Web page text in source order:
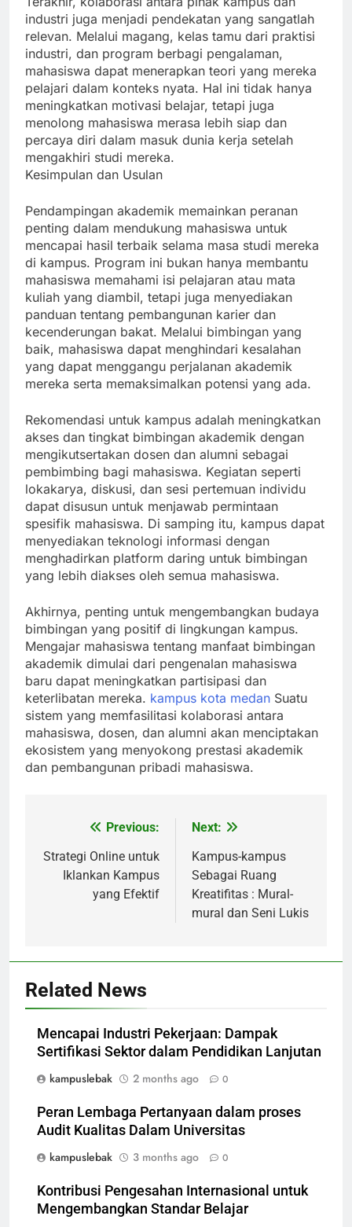
industri juga menjadi pendekatan yang sangatlah
relevan. Melalui magang, kelas tamu dari praktisi
industri, dan program berbagi pengalaman,
mahasiswa dapat menerapkan teori yang mereka
pelajari dalam konteks nyata. Hal ini tidak hanya
meningkatkan motivasi belajar, tetapi juga
menolong mahasiswa merasa lebih siap dan
percaya diri dalam masuk dunia kerja setelah
mengakhiri studi mereka.
Kesimpulan dan Usulan
Pendampingan akademik memainkan peranan
penting dalam mendukung mahasiswa untuk
mencapai hasil terbaik selama masa studi mereka
di kampus. Program ini bukan hanya membantu
mahasiswa memahami isi pelajaran atau mata
kuliah yang diambil, tetapi juga menyediakan
panduan tentang pembangunan karier dan
kecenderungan bakat. Melalui bimbingan yang
baik, mahasiswa dapat menghindari kesalahan
yang dapat menggangu perjalanan akademik
mereka serta memaksimalkan potensi yang ada.
Rekomendasi untuk kampus adalah meningkatkan
akses dan tingkat bimbingan akademik dengan
mengikutsertakan dosen dan alumni sebagai
pembimbing bagi mahasiswa. Kegiatan seperti
lokakarya, diskusi, dan sesi pertemuan individu
dapat disusun untuk menjawab permintaan
spesifik mahasiswa. Di samping itu, kampus dapat
menyediakan teknologi informasi dengan
menghadirkan platform daring untuk bimbingan
yang lebih diakses oleh semua mahasiswa.
Akhirnya, penting untuk mengembangkan budaya
bimbingan yang positif di lingkungan kampus.
Mengajar mahasiswa tentang manfaat bimbingan
akademik dimulai dari pengenalan mahasiswa
baru dapat meningkatkan partisipasi dan
keterlibatan mereka. kampus kota medan Suatu
sistem yang memfasilitasi kolaborasi antara
mahasiswa, dosen, dan alumni akan menciptakan
ekosistem yang menyokong prestasi akademik
dan pembangunan pribadi mahasiswa.
navigation
Previous:
Strategi Online untuk
Iklankan Kampus
yang Efektif
Next:
Kampus-kampus
Sebagai Ruang
Kreatifitas : Mural-
mural dan Seni Lukis
Related News
Mencapai Industri Pekerjaan: Dampak
Sertifikasi Sektor dalam Pendidikan Lanjutan
kampuslebak
2 months ago 0
Peran Lembaga Pertanyaan dalam proses
Audit Kualitas Dalam Universitas
kampuslebak
3 months ago 0
Kontribusi Pengesahan Internasional untuk
Mengembangkan Standar Belajar